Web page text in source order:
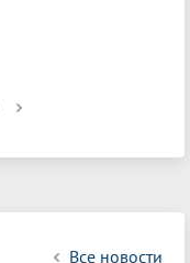
Все новости